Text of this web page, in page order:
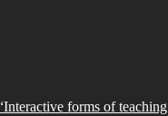
forms of